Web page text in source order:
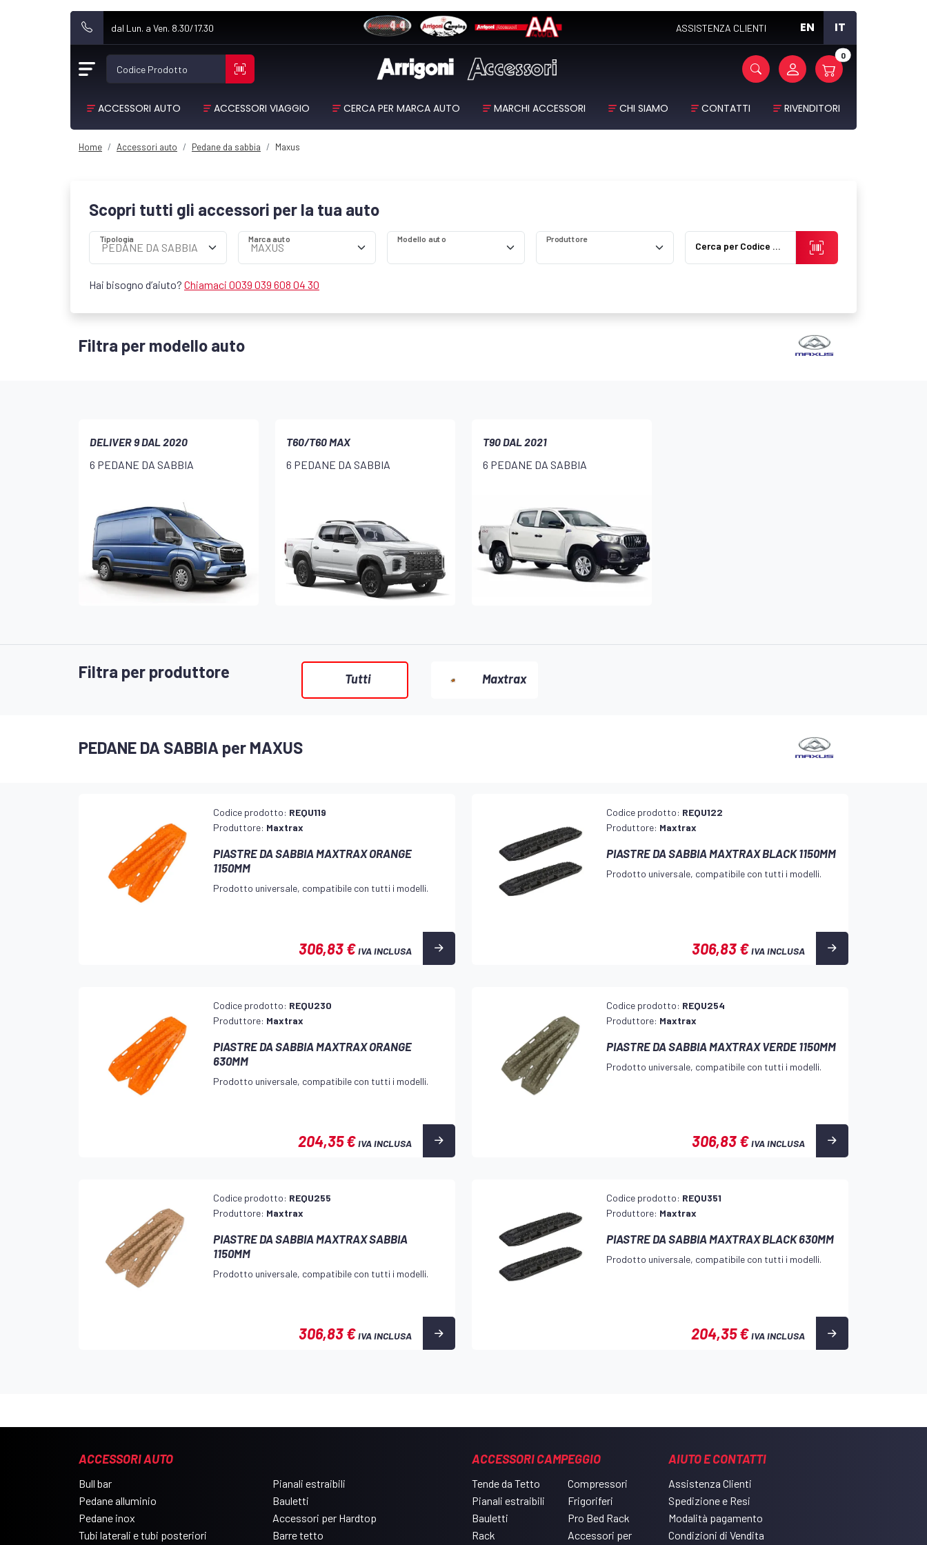
dal Lun. a Ven. 8.30/17.30 ASSISTENZA CLIENTI EN IT
Codice Prodotto
0
ACCESSORI AUTO ACCESSORI VIAGGIO CERCA PER MARCA AUTO MARCHI ACCESSORI CHI SIAMO CONTATTI RIVENDITORI
Home Accessori auto Pedane da sabbia Maxus
Scopri tutti gli accessori per la tua auto
Tipologia Marca auto Modello auto Produttore
Cerca per Codice Prodotto
Hai bisogno d’aiuto? Chiamaci 0039 039 608 04 30
Filtra per modello auto
DELIVER 9 DAL 2020
6 PEDANE DA SABBIA
T60/T60 MAX
6 PEDANE DA SABBIA
T90 DAL 2021
6 PEDANE DA SABBIA
Filtra per produttore Tutti Maxtrax
PEDANE DA SABBIA per MAXUS
Codice prodotto: REQU119
Produttore: Maxtrax
PIASTRE DA SABBIA MAXTRAX ORANGE
1150MM
Prodotto universale, compatibile con tutti i modelli.
306,83 €IVA INCLUSA
Codice prodotto: REQU122
Produttore: Maxtrax
PIASTRE DA SABBIA MAXTRAX BLACK 1150MM
Prodotto universale, compatibile con tutti i modelli.
306,83 €IVA INCLUSA
Codice prodotto: REQU230
Produttore: Maxtrax
PIASTRE DA SABBIA MAXTRAX ORANGE
630MM
Prodotto universale, compatibile con tutti i modelli.
204,35 €IVA INCLUSA
Codice prodotto: REQU254
Produttore: Maxtrax
PIASTRE DA SABBIA MAXTRAX VERDE 1150MM
Prodotto universale, compatibile con tutti i modelli.
306,83 €IVA INCLUSA
Codice prodotto: REQU255
Produttore: Maxtrax
PIASTRE DA SABBIA MAXTRAX SABBIA
1150MM
Prodotto universale, compatibile con tutti i modelli.
306,83 €IVA INCLUSA
Codice prodotto: REQU351
Produttore: Maxtrax
PIASTRE DA SABBIA MAXTRAX BLACK 630MM
Prodotto universale, compatibile con tutti i modelli.
204,35 €IVA INCLUSA
ACCESSORI AUTO
Bull bar
Pedane alluminio
Pedane inox
Tubi laterali e tubi posteriori
Pianali estraibili
Bauletti
Accessori per Hardtop
Barre tetto
ACCESSORI CAMPEGGIO
Tende da Tetto
Pianali estraibili
Bauletti
Rack
Compressori
Frigoriferi
Pro Bed Rack
Accessori per
AIUTO E CONTATTI
Assistenza Clienti
Spedizione e Resi
Modalità pagamento
Condizioni di Vendita